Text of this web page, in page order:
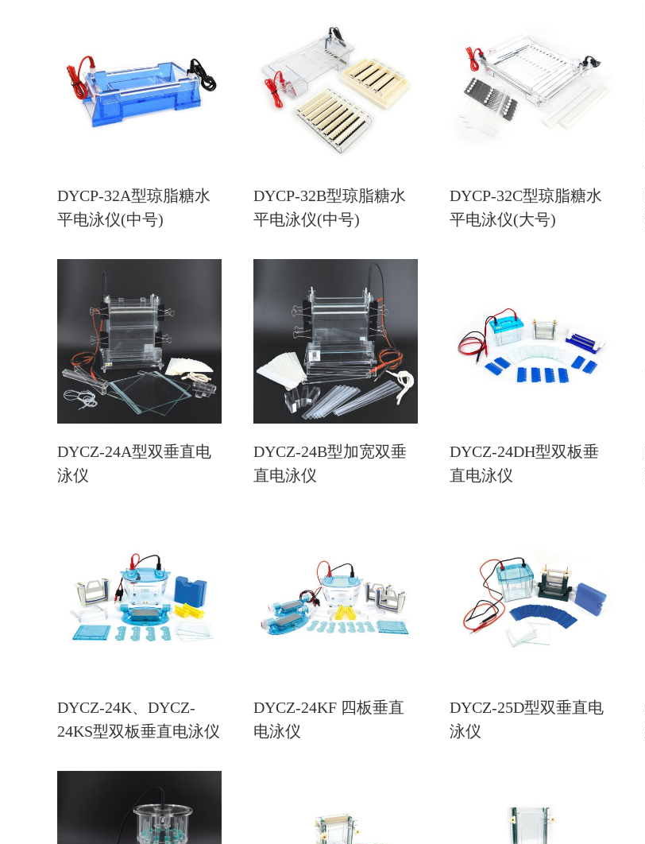
DYCP-32A型琼脂糖水
平电泳仪(中号)
DYCP-32B型琼脂糖水
平电泳仪(中号)
DYCP-32C型琼脂糖水
平电泳仪(大号)
DYCZ-24A型双垂直电
泳仪
DYCZ-24B型加宽双垂
直电泳仪
DYCZ-24DH型双板垂
直电泳仪
DYCZ-24K、DYCZ-
24KS型双板垂直电泳仪
DYCZ-24KF 四板垂直
电泳仪
DYCZ-25D型双垂直电
泳仪